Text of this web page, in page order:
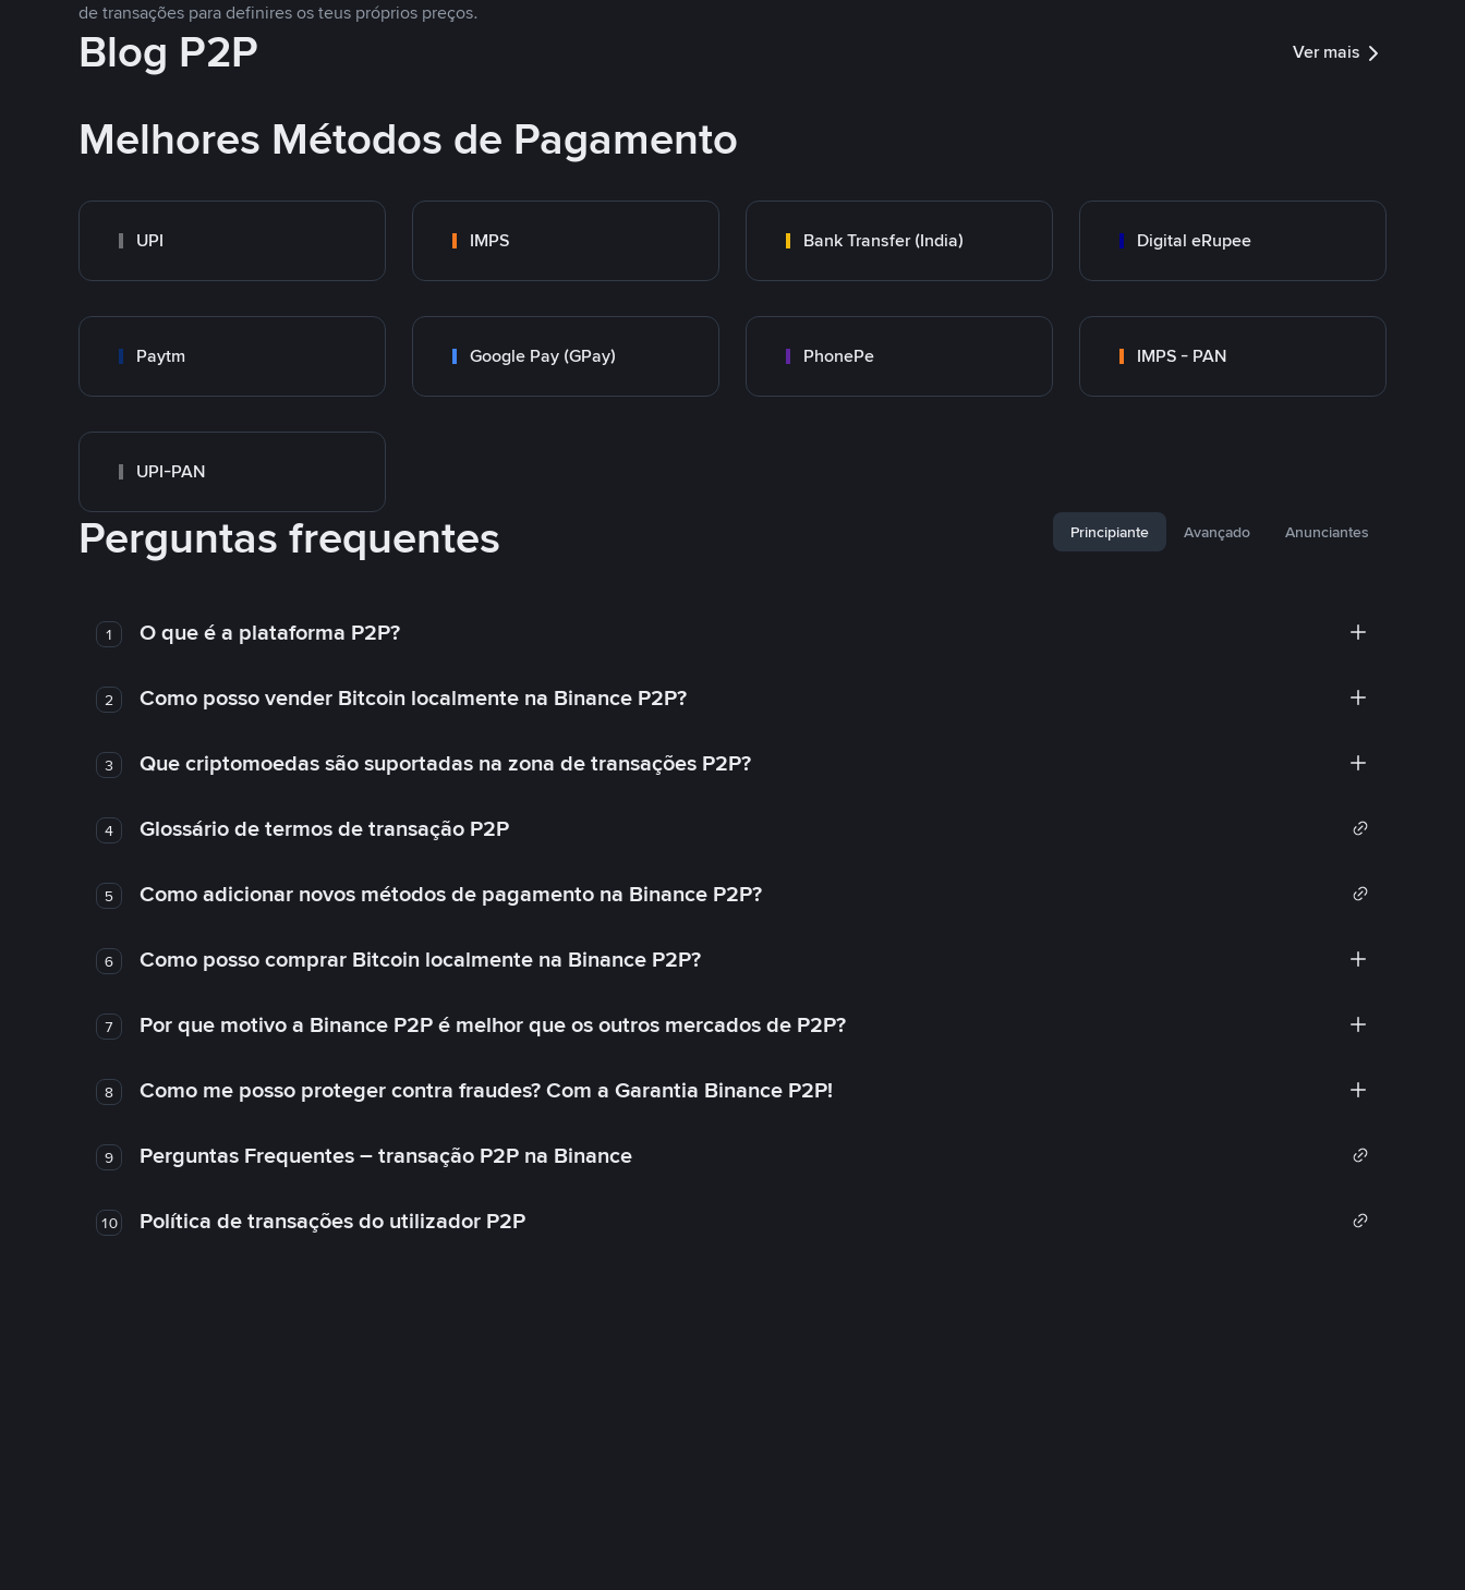
de transações para definires os teus próprios preços.
Blog P2P Ver mais
Melhores Métodos de Pagamento
UPI IMPS Bank Transfer (India) Digital eRupee
Paytm Google Pay (GPay) PhonePe IMPS - PAN
UPI-PAN
Perguntas frequentes Principiante Avançado Anunciantes
1 O que é a plataforma P2P?
2 Como posso vender Bitcoin localmente na Binance P2P?
3 Que criptomoedas são suportadas na zona de transações P2P?
4 Glossário de termos de transação P2P
5 Como adicionar novos métodos de pagamento na Binance P2P?
6 Como posso comprar Bitcoin localmente na Binance P2P?
7 Por que motivo a Binance P2P é melhor que os outros mercados de P2P?
8 Como me posso proteger contra fraudes? Com a Garantia Binance P2P!
9 Perguntas Frequentes – transação P2P na Binance
10 Política de transações do utilizador P2P